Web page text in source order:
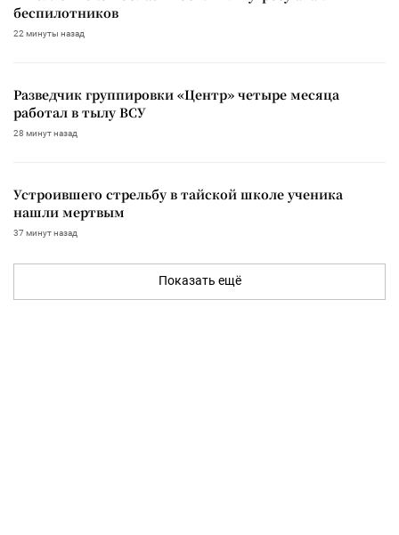
беспилотников
22 минуты назад
Разведчик группировки «Центр» четыре месяца
работал в тылу ВСУ
28 минут назад
Устроившего стрельбу в тайской школе ученика
нашли мертвым
37 минут назад
Показать ещё